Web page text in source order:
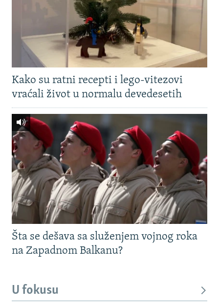
Kako su ratni recepti i lego-vitezovi
vraćali život u normalu devedesetih
Šta se dešava sa služenjem vojnog roka
na Zapadnom Balkanu?
U fokusu